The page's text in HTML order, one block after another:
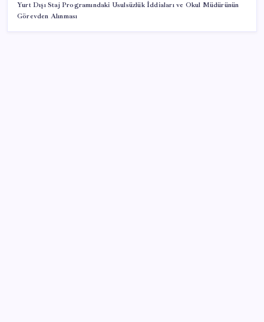
Yurt Dışı Staj Programındaki Usulsüzlük İddiaları ve Okul Müdürünün
Görevden Alınması